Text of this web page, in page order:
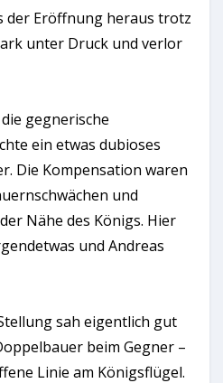
der Eröffnung heraus trotz
unter Druck und verlor
gegnerische
ein etwas dubioses
Die Kompensation waren
und
Nähe des Königs. Hier
und Andreas
sah eigentlich gut
beim Gegner –
Linie am Königsflügel.